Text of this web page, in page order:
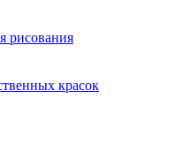
рисования
красок